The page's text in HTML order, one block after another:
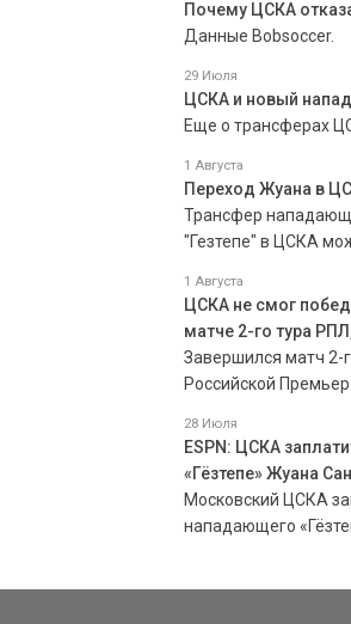
Почему ЦСКА
Данные Bobsoccer.
29 Июля
ЦСКА и новый
Еще о трансферах
1 Августа
Переход Жуана в
Трансфер
"Гезтепе" в ЦСКА
1 Августа
ЦСКА не смог
матче 2-го тура
Завершился матч 2-
Российской
28 Июля
ESPN: ЦСКА
«Гёзтепе» Жуана
Московский ЦСКА
нападающего